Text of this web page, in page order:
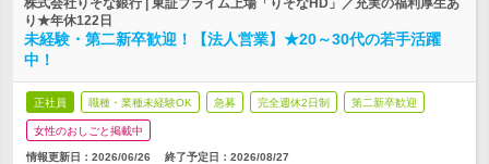
株式会社りそな銀行 | 東証プライム上場「りそなHD」／充実の福利厚生あ
り★年休122日
未経験・第二新卒歓迎！【法人営業】★20～30代の若手活躍
中！
正社員 職種・業種未経験OK 急募 完全週休2日制 第二新卒歓迎
女性のおしごと掲載中
情報更新日：2026/06/26 終了予定日： 2026/08/27